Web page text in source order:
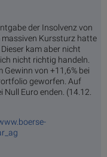
der Insolvenz von
massiven Kurssturz hatte
kam aber nicht
nicht richtig handeln.
Gewinn von +11,6% bei
geworfen. Auf
Euro enden. (14.12.